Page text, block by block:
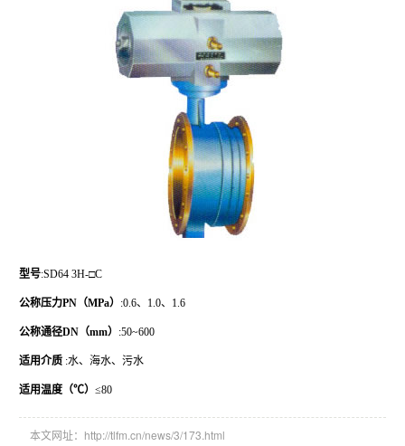
型号:SD64 3H-□C
公称压力PN（MPa） :0.6、1.0、1.6
公称通径DN（mm） :50~600
适用介质 :水、海水、污水
适用温度（℃） ≤80
本文网址：http://tlfm.cn/news/3/173.html